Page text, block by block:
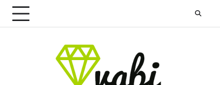
Skip
content